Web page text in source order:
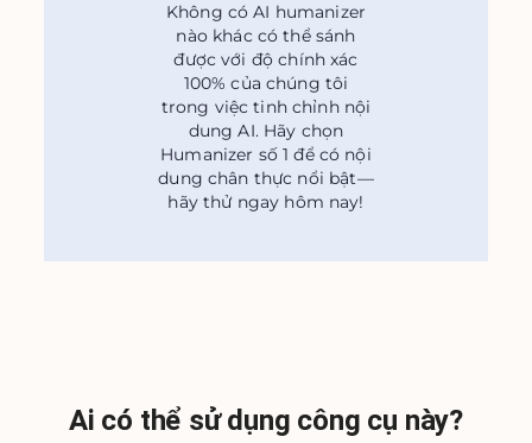
Không có AI humanizer
nào khác có thể sánh
được với độ chính xác
100% của chúng tôi
trong việc tinh chỉnh nội
dung AI. Hãy chọn
Humanizer số 1 để có nội
dung chân thực nổi bật—
hãy thử ngay hôm nay!
Ai có thể sử dụng công cụ này?